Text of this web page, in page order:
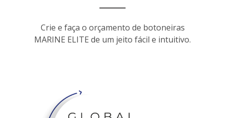
Crie e faça o orçamento de botoneiras
MARINE ELITE de um jeito fácil e intuitivo.